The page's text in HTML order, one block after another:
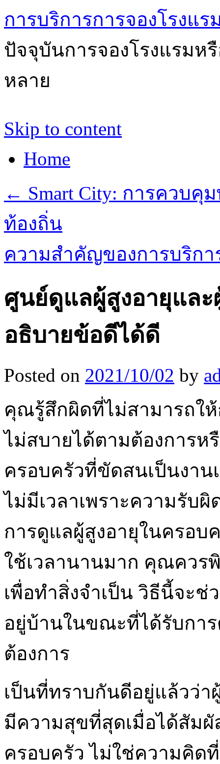
การบริการการจองโรงแ
ปัจจุบันการจองโรงแรมห
หลาย
Skip to content
Home
← Smart City: การควบคุ
ท้องถิ่น
ความสำคัญของการบริก
ศูนย์ดูแลผู้สูงอายุและ
อธิบายข้อดีได้ดี
Posted on 2021/10/02 by
คุณรู้สึกผิดที่ไม่สามารถใ
ไม่สบายได้ตามต้องการห
ครอบครัวที่ขัดสนเป็นงาน
ไม่มีเวลาเพราะความรับ
การดูแลผู้สูงอายุในครอ
ใช้เวลานานมาก คุณควร
เพื่อทำสิ่งจำเป็น วิธีนี้จะ
อยู่บ้านในขณะที่ได้รับกา
ต้องการ
เป็นที่ทราบกันดีอยู่แล้วว่า
มีความสุขที่สุดเมื่อได้สัม
ครอบครัว ไม่ใช่ความคิด